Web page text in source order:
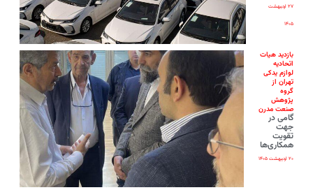
۲۷ اردیبهشت
۱۴۰۵
بازدید هیات
اتحادیه
لوازم یدکی
تهران از
گروه
پژوهش
صنعت مدرن
گامی در
جهت
تقویت
همکاری‌ها
۲۰ اردیبهشت ۱۴۰۵